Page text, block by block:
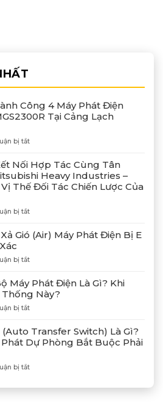
Công 4 Máy Phát Điện
Tại Cảng Lạch
bị tắtở
Giao
Thành
Công
4
Phát
MGS2300R
Cảng
Nối Hợp Tác Cùng Tân
Heavy Industries –
Thế Đối Tác Chiến Lược Của
bị tắtở
Gỡ
Và
Nối
Tác
Cùng
Tân
Giám
Mitsubishi
Heavy
Industries
Khẳng
Vị
Gió (Air) Máy Phát Điện Bị E
bị tắtở
Dẫn
Xả
Gió
(Air)
Phát
Điện
Bị
Dầu
Xác
Máy Phát Điện Là Gì? Khi
Thống Này?
bị tắtở
Đồng
Bộ
Máy
Điện
(Auto Transfer Switch) Là Gì?
Phát Dự Phòng Bắt Buộc Phải
bị tắtở
Điện